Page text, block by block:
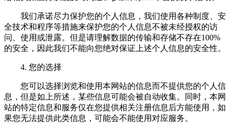
我们承诺尽力保护您的个人信息，我们使用各种制度、安
全技术和程序等措施来保护您的个人信息不被未经授权的访
问、使用或泄露。但是请理解数据的传输和存储不存在100%
的安全，因此我们不能向您绝对保证上述个人信息的安全性。
4. 您的选择
您可以选择浏览和使用本网站的信息而不提供您的个人信
息，但是如上所述，某些信息可能会被自动收集。同时，本网
站的特定信息和服务仅在您提供相关注册信息后方能使用，如
果您无法提供此类信息，可能会不能使用对应服务。